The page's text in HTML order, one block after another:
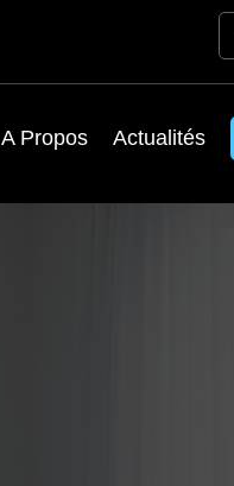
A Propos Actualités